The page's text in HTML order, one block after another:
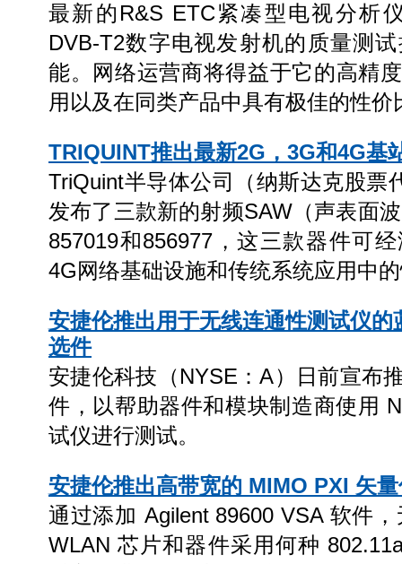
最新的R&S ETC紧凑型电视分析
DVB-T2数字电视发射机的质量测
能。网络运营商将得益于它的高精
用以及在同类产品中具有极佳的性价
TRIQUINT推出最新2G，3G和4G基
TriQuint半导体公司（纳斯达克股票
发布了三款新的射频SAW（声表面
857019和856977，这三款器件可
4G网络基础设施和传统系统应用中
安捷伦推出用于无线连通性测试仪的
选件
安捷伦科技（NYSE：A）日前宣布
件，以帮助器件和模块制造商使用
试仪进行测试。
安捷伦推出高带宽的 MIMO PXI 矢
通过添加 Agilent 89600 VSA 软件
WLAN 芯片和器件采用何种